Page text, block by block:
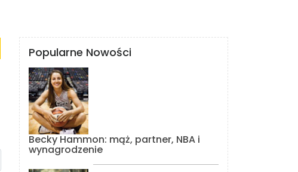
Popularne Nowości
Becky Hammon: mąż, partner, NBA i
wynagrodzenie